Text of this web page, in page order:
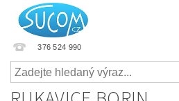
376 524 990